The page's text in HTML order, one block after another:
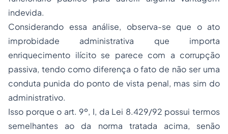
indevida.
Considerando essa análise, observa-se que o ato
improbidade administrativa que importa
enriquecimento ilícito se parece com a corrupção
passiva, tendo como diferença o fato de não ser uma
conduta punida do ponto de vista penal, mas sim do
administrativo.
Isso porque o art. 9º, I, da Lei 8.429/92 possui termos
semelhantes ao da norma tratada acima, senão